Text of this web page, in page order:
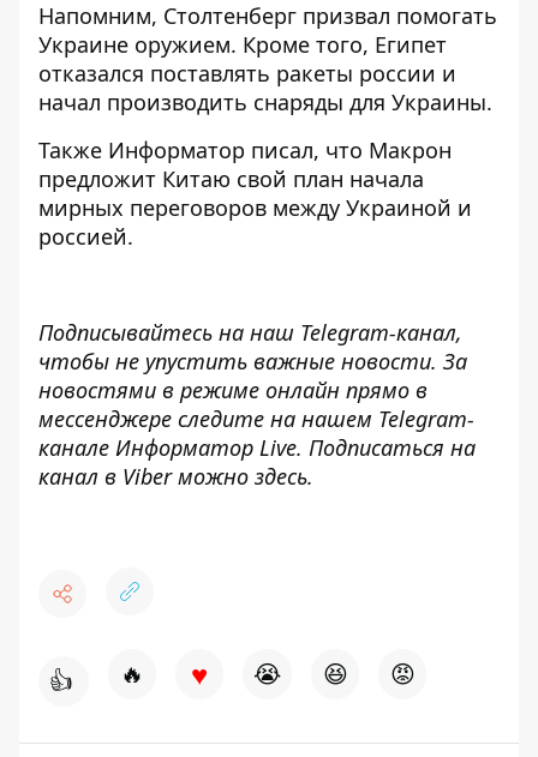
Напомним, Столтенберг призвал помогать
Украине оружием. Кроме того, Египет
отказался поставлять ракеты россии и
начал производить снаряды для Украины.
Также Информатор писал, что Макрон
предложит Китаю свой план начала
мирных переговоров между Украиной и
россией.
Подписывайтесь на наш Telegram-канал,
чтобы не упустить важные новости. За
новостями в режиме онлайн прямо в
мессенджере следите на нашем Telegram-
канале Информатор Live. Подписаться на
канал в Viber можно здесь.
👍 🔥 ♥ 😭 😆 😡